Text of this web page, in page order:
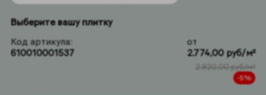
Выберите вашу плитку
Код артикула:
610010001537
от
2.774,00 руб/м²
2.920,00 руб/м²
-5%